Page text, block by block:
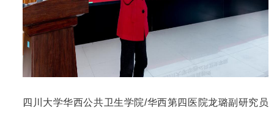
四川大学华西公共卫生学院/华西第四医院龙璐副研究员